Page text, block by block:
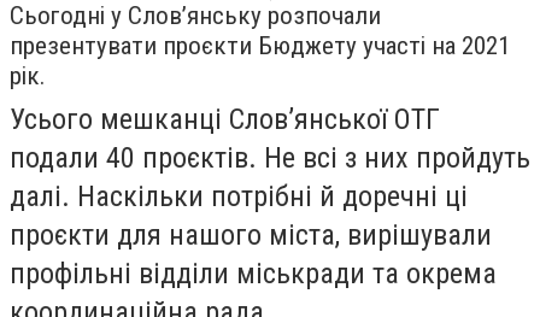
Сьогодні у Слов’янську розпочали
презентувати проєкти Бюджету участі на 2021
рік.
Усього мешканці Слов’янської ОТГ
подали 40 проєктів. Не всі з них пройдуть
далі. Наскільки потрібні й доречні ці
проєкти для нашого міста, вирішували
профільні відділи міськради та окрема